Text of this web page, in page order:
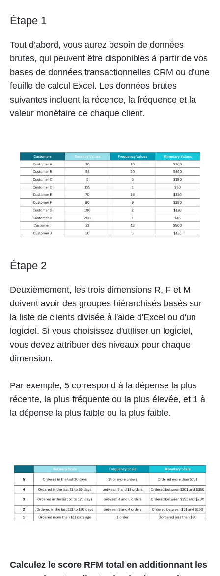
Étape 1
Tout d’abord, vous aurez besoin de données
brutes, qui peuvent être disponibles à partir de vos
bases de données transactionnelles CRM ou d’une
feuille de calcul Excel. Les données brutes
suivantes incluent la récence, la fréquence et la
valeur monétaire de chaque client.
Étape 2
Deuxièmement, les trois dimensions R, F et M
doivent avoir des groupes hiérarchisés basés sur
la liste de clients divisée à l'aide d'Excel ou d'un
logiciel. Si vous choisissez d'utiliser un logiciel,
vous devez attribuer des niveaux pour chaque
dimension.
Par exemple, 5 correspond à la dépense la plus
récente, la plus fréquente ou la plus élevée, et 1 à
la dépense la plus faible ou la plus faible.
Calculez le score RFM total en additionnant les